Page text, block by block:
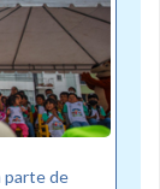
parte de